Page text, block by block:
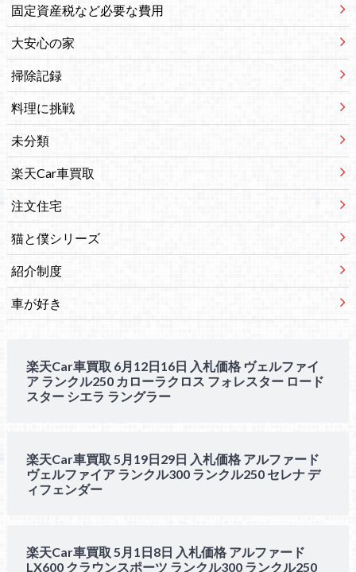
固定資産税など必要な費用
大安心の家
掃除記録
料理に挑戦
未分類
楽天Car車買取
注文住宅
猫と僕シリーズ
紹介制度
車が好き
楽天Car車買取 6月12日16日 入札価格 ヴェルファイ
ア ランクル250 カローラクロス フォレスター ロード
スター シエラ ラングラー
楽天Car車買取 5月19日29日 入札価格 アルファード
ヴェルファイア ランクル300 ランクル250 セレナ デ
ィフェンダー
楽天Car車買取 5月1日8日 入札価格 アルファード
LX600 クラウンスポーツ ランクル300 ランクル250